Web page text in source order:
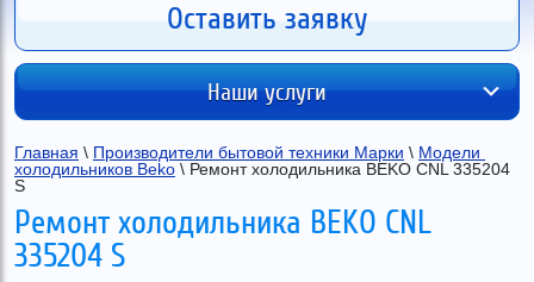
Оставить заявку
Наши услуги
Главная \ Производители бытовой техники Марки \ Модели
холодильников Beko \ Ремонт холодильника BEKO CNL 335204
S
Ремонт холодильника BEKO CNL
335204 S